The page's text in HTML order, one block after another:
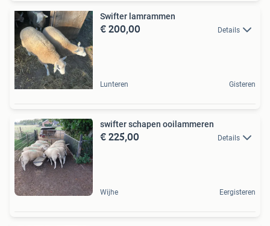
Swifter lamrammen
€ 200,00 Details
Lunteren Gisteren
swifter schapen ooilammeren
€ 225,00 Details
Wijhe Eergisteren